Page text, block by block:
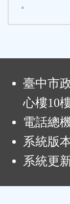
。
臺中市
心樓10
電話總
系統版
系統更